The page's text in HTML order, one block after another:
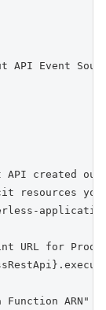
API Event
API created
resources
URL for Prod
Function ARN"